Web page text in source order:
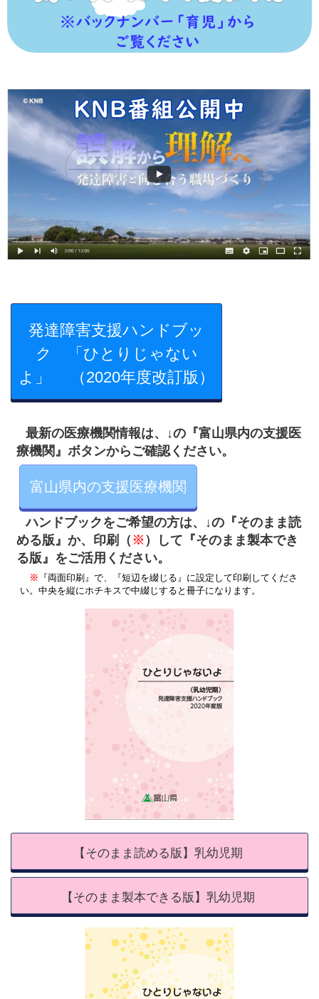
発達障害支援ハンドブッ
ク 「ひとりじゃない
よ」 （2020年度改訂版）
最新の医療機関情報は、↓の『富山県内の支援医
療機関』ボタンからご確認ください。
富山県内の支援医療機関
ハンドブックをご希望の方は、↓の『そのまま読
める版』か、印刷（ ※）して『そのまま製本でき
る版』をご活用ください。
※ 『両面印刷』で、『短辺を綴じる』に設定して印刷してくださ
い。中央を縦にホチキスで中綴じすると冊子になります。
【そのまま読める版】乳幼児期
【そのまま製本できる版】乳幼児期